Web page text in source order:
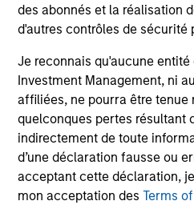
des abonnés et la réalisation
d'autres contrôles de sécurité
Je reconnais qu'aucune
Investment Management, ni
affiliées, ne pourra être tenue
quelconques pertes résultant
indirectement de toute
d’une déclaration fausse ou
acceptant cette déclaration,
mon acceptation desTerms
The information on this page
purposes only. The
not constitute and should not
offering of advisory services
solicitation of an offer to buy
jurisdiction in which such
purchase or sale would be
securities, insurance or